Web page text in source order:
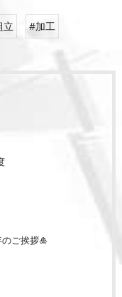
立 #加工
のご挨拶🎍